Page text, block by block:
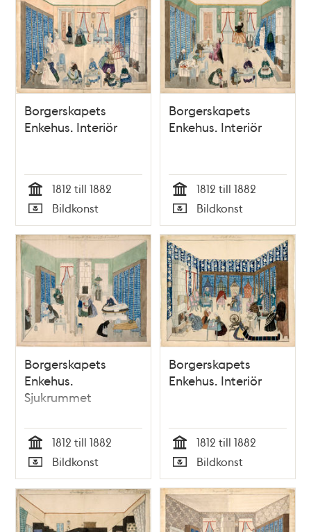
Borgerskapets
Enkehus. Interiör
Tid
1812 till 1882
Typ
Bildkonst
Borgerskapets
Enkehus. Interiör
Tid
1812 till 1882
Typ
Bildkonst
Borgerskapets
Enkehus.
Sjukrummet
Tid
1812 till 1882
Typ
Bildkonst
Borgerskapets
Enkehus. Interiör
Tid
1812 till 1882
Typ
Bildkonst